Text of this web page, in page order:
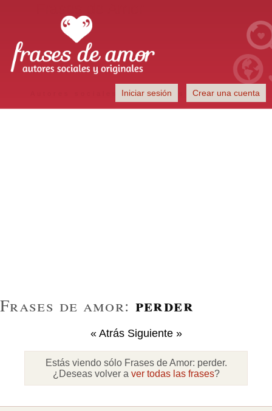
Autores sociales y originales
Iniciar sesión Crear una cuenta
Frases de amor: perder
« Atrás Siguiente »
Estás viendo sólo Frases de Amor: perder.
¿Deseas volver a ver todas las frases?